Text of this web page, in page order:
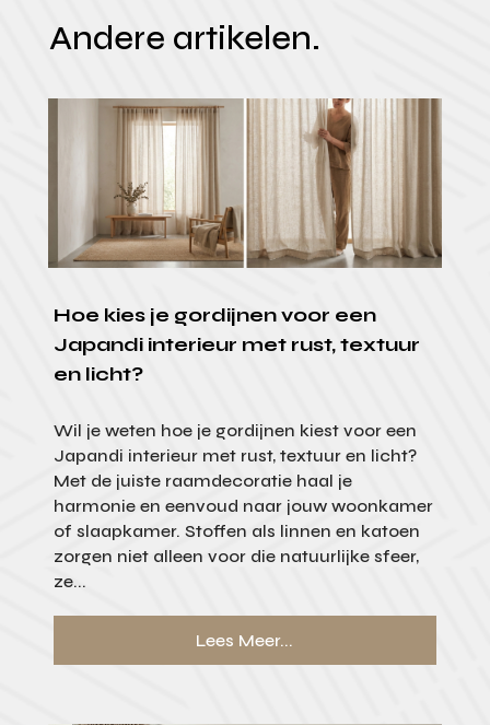
Andere artikelen.
Hoe kies je gordijnen voor een
Japandi interieur met rust, textuur
en licht?
Wil je weten hoe je gordijnen kiest voor een
Japandi interieur met rust, textuur en licht?
Met de juiste raamdecoratie haal je
harmonie en eenvoud naar jouw woonkamer
of slaapkamer. Stoffen als linnen en katoen
zorgen niet alleen voor die natuurlijke sfeer,
ze...
Lees Meer...